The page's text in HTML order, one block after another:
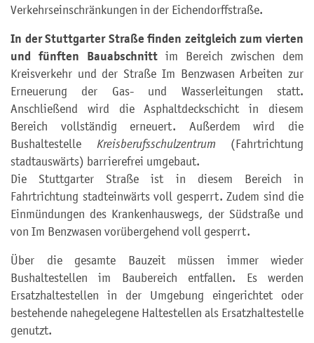
Verkehrseinschränkungen in der Eichendorffstraße.
In der Stuttgarter Straße finden zeitgleich zum vierten
und fünften Bauabschnitt im Bereich zwischen dem
Kreisverkehr und der Straße Im Benzwasen Arbeiten zur
Erneuerung der Gas- und Wasserleitungen statt.
Anschließend wird die Asphaltdeckschicht in diesem
Bereich vollständig erneuert. Außerdem wird die
Bushaltestelle Kreisberufsschulzentrum (Fahrtrichtung
stadtauswärts) barrierefrei umgebaut.
Die Stuttgarter Straße ist in diesem Bereich in
Fahrtrichtung stadteinwärts voll gesperrt. Zudem sind die
Einmündungen des Krankenhauswegs, der Südstraße und
von Im Benzwasen vorübergehend voll gesperrt.
Über die gesamte Bauzeit müssen immer wieder
Bushaltestellen im Baubereich entfallen. Es werden
Ersatzhaltestellen in der Umgebung eingerichtet oder
bestehende nahegelegene Haltestellen als Ersatzhaltestelle
genutzt.